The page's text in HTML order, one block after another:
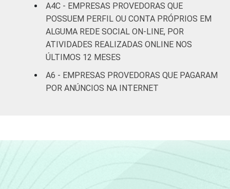
Sociedade da Informação (Cetic.br),
Pesquisa sobre o setor de provimento de
serviços de Internet no Brasil - TIC
Provedores 2020.
A4C - EMPRESAS PROVEDORAS QUE
POSSUEM PERFIL OU CONTA PRÓPRIOS EM
ALGUMA REDE SOCIAL ON-LINE, POR
ATIVIDADES REALIZADAS ONLINE NOS
ÚLTIMOS 12 MESES
A6 - EMPRESAS PROVEDORAS QUE PAGARAM
POR ANÚNCIOS NA INTERNET